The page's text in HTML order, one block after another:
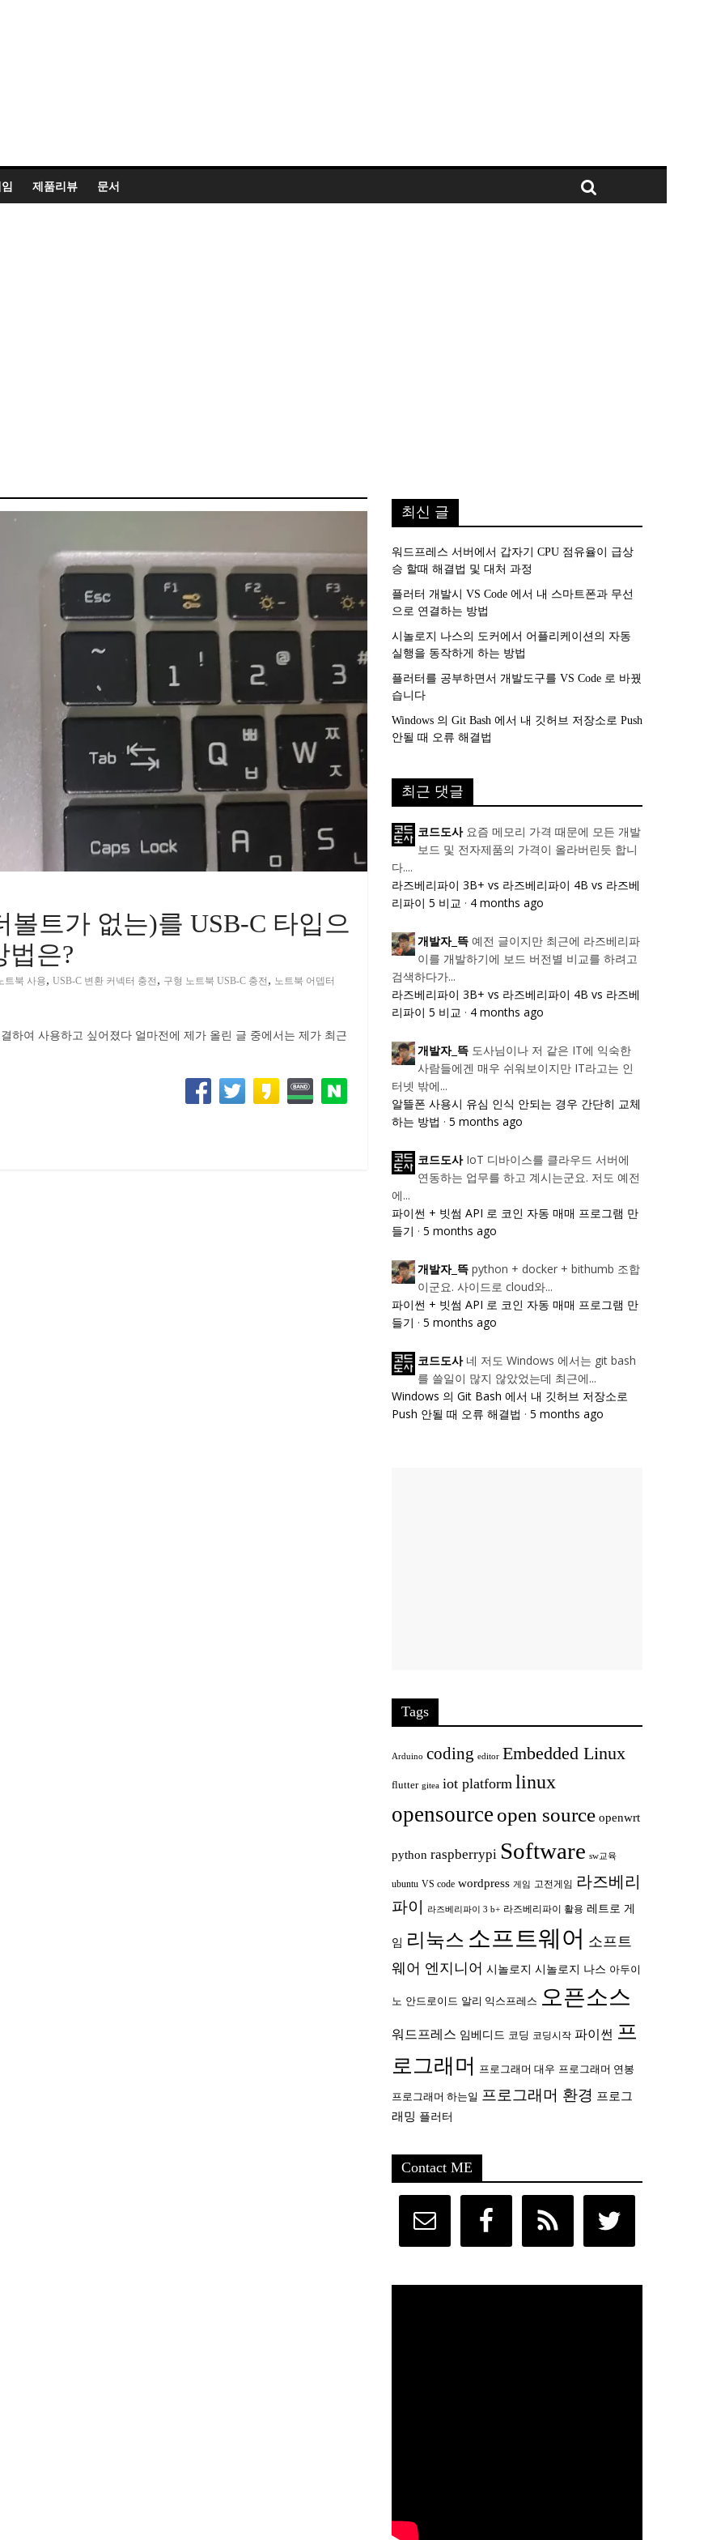
제품리뷰 문서
트가 없는)를 USB-C 타입으
법은?
트북 사용, USB-C 변환 커넥터 충전 , 구형 노트북 USB-C 충전 , 노트북 어뎁터
하여 사용하고 싶어졌다 얼마전에 제가 올린 글 중에서는 제가 최근
최신 글
워드프레스 서버에서 갑자기 CPU 점유율이 급상
승 할때 해결법 및 대처 과정
플러터 개발시 VS Code 에서 내 스마트폰과 무선
으로 연결하는 방법
시놀로지 나스의 도커에서 어플리케이션의 자동
실행을 동작하게 하는 방법
플러터를 공부하면서 개발도구를 VS Code 로 바꿨
습니다
Windows 의 Git Bash 에서 내 깃허브 저장소로 Push
안될 때 오류 해결법
최근 댓글
코드도사 요즘 메모리 가격 때문에 모든 개발
보드 및 전자제품의 가격이 올라버린듯 합니
다....
라즈베리파이 3B+ vs 라즈베리파이 4B vs 라즈베
리파이 5 비교 · 4 months ago
개발자_뜩 예전 글이지만 최근에 라즈베리파
이를 개발하기에 보드 버전별 비교를 하려고
검색하다가...
라즈베리파이 3B+ vs 라즈베리파이 4B vs 라즈베
리파이 5 비교 · 4 months ago
개발자_뜩 도사님이나 저 같은 IT에 익숙한
사람들에겐 매우 쉬워보이지만 IT라고는 인
터넷 밖에...
알뜰폰 사용시 유심 인식 안되는 경우 간단히 교체
하는 방법 · 5 months ago
코드도사 IoT 디바이스를 클라우드 서버에
연동하는 업무를 하고 계시는군요. 저도 예전
에...
파이썬 + 빗썸 API 로 코인 자동 매매 프로그램 만
들기 · 5 months ago
개발자_뜩 python + docker + bithumb 조합
이군요. 사이드로 cloud와...
파이썬 + 빗썸 API 로 코인 자동 매매 프로그램 만
들기 · 5 months ago
코드도사 네 저도 Windows 에서는 git bash
를 쓸일이 많지 않았었는데 최근에...
Windows 의 Git Bash 에서 내 깃허브 저장소로
Push 안될 때 오류 해결법 · 5 months ago
Tags
Arduino coding editor Embedded Linux
flutter gitea iot platform linux
opensource open source openwrt
python raspberrypi Software sw교육
ubuntu VS code wordpress 게임 고전게임
라즈베리
파이
라즈베리파이 3 b+ 라즈베리파이 활용 레트로 게
임 리눅스 소프트웨어 소프트
웨어 엔지니어 시놀로지 시놀로지 나스 아두이
노 안드로이드 알리 익스프레스 오픈소스
워드프레스 임베디드 코딩 코딩시작 파이썬 프
로그래머
프로그래머 대우 프로그래머 연봉
프로그래머 하는일 프로그래머 환경 프로그
래밍 플러터
Contact ME